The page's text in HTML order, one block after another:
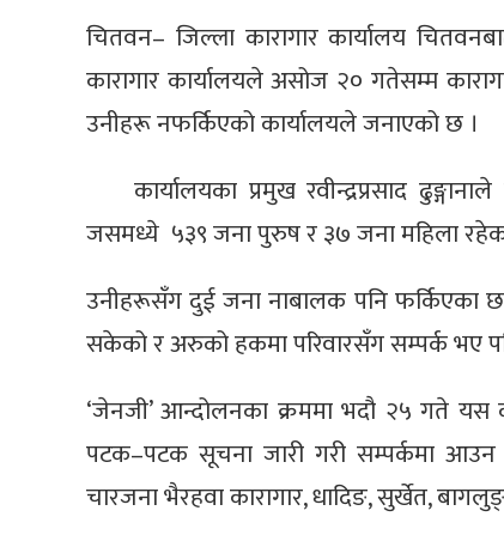
चितवन– जिल्ला कारागार कार्यालय
कारागार कार्यालयले असोज २० गतेसम्म
उनीहरू नफर्किएको कार्यालयले जनाएको छ ।
कार्यालयका प्रमुख रवीन्द्रप्रसाद
जसमध्ये ५३९ जना पुरुष र ३७ जना महिला
उनीहरूसँग दुई जना नाबालक पनि फर्किएका
सकेको र अरुको हकमा परिवारसँग सम्पर्क भए
‘जेनजी’ आन्दोलनका क्रममा भदौ २५ गते यस
पटक–पटक सूचना जारी गरी सम्पर्कमा
चारजना भैरहवा कारागार, धादिङ, सुर्खेत,